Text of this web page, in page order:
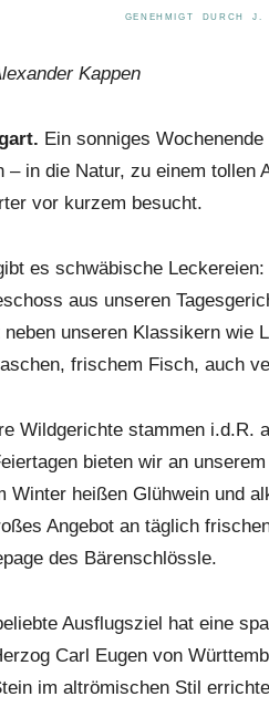
GENEHMIGT DURCH J.
Kappen
Ein sonniges
– in die Natur, zu einem tollen
vor kurzem besucht.
es schwäbische
aus unseren
neben unseren Klassikern wie
frischem Fisch, auch
Wildgerichte stammen i.d.R.
bieten wir an
Winter heißen Glühwein und
Angebot an täglich
des Bärenschlössle.
Ausflugsziel hat eine
Carl Eugen von
im altrömischen Stil